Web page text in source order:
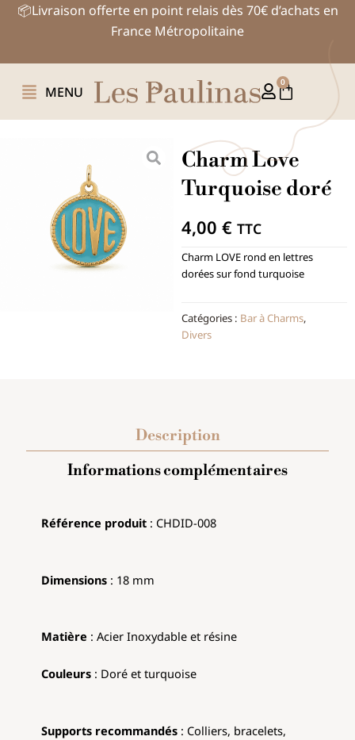
Aller📦Livraison offerte en point relais dès 70€ d’achats en
France Métropolitaine
MENU
0
Panier
Charm Love
Turquoise doré
4,00 € TTC
Charm LOVE rond en lettres
dorées sur fond turquoise
Catégories : Bar à Charms,
Divers
Description
Informations complémentaires
Référence produit : CHDID-008
Dimensions : 18 mm
Matière : Acier Inoxydable et résine
Couleurs : Doré et turquoise
Supports recommandés : Colliers, bracelets,